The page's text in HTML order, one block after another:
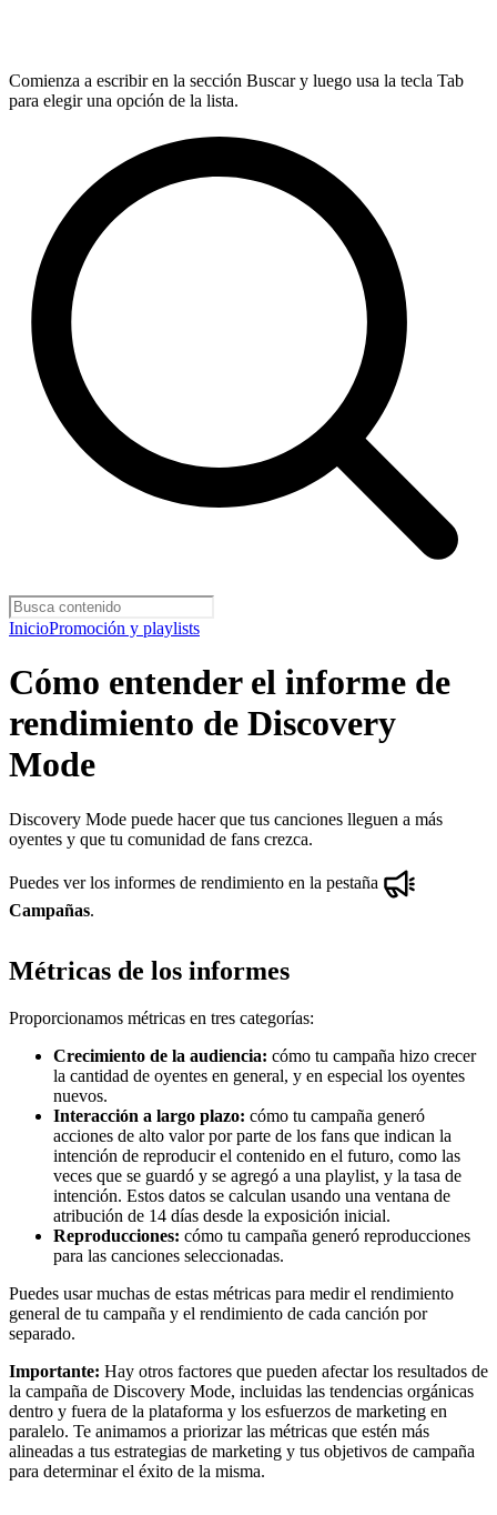
Comienza a escribir en la sección Buscar y luego usa la tecla Tab
para elegir una opción de la lista.
InicioPromoción y playlists
Cómo entender el informe de
rendimiento de Discovery
Mode
Discovery Mode puede hacer que tus canciones lleguen a más
oyentes y que tu comunidad de fans crezca.
Puedes ver los informes de rendimiento en la pestaña
Campañas.
Métricas de los informes
Proporcionamos métricas en tres categorías:
Crecimiento de la audiencia: cómo tu campaña hizo crecer
la cantidad de oyentes en general, y en especial los oyentes
nuevos.
Interacción a largo plazo: cómo tu campaña generó
acciones de alto valor por parte de los fans que indican la
intención de reproducir el contenido en el futuro, como las
veces que se guardó y se agregó a una playlist, y la tasa de
intención. Estos datos se calculan usando una ventana de
atribución de 14 días desde la exposición inicial.
Reproducciones: cómo tu campaña generó reproducciones
para las canciones seleccionadas.
Puedes usar muchas de estas métricas para medir el rendimiento
general de tu campaña y el rendimiento de cada canción por
separado.
Importante: Hay otros factores que pueden afectar los resultados de
la campaña de Discovery Mode, incluidas las tendencias orgánicas
dentro y fuera de la plataforma y los esfuerzos de marketing en
paralelo. Te animamos a priorizar las métricas que estén más
alineadas a tus estrategias de marketing y tus objetivos de campaña
para determinar el éxito de la misma.